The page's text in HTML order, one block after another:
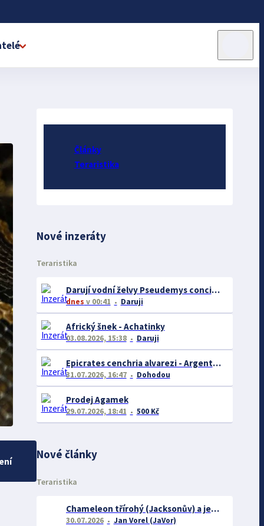
Články
Teraristika
Nové inzeráty
Teraristika
Darují vodní želvy Pseudemys concinna floridana hieroglyphica
dnes v 00:41 Daruji
Africký šnek - Achatinky
03.08.2026, 15:38 Daruji
Epicrates cenchria alvarezi - Argentine Rainbow Boa
31.07.2026, 16:47 Dohodou
Prodej Agamek
29.07.2026, 18:41 500 Kč
Nové články
Teraristika
Chameleon třírohý (Jacksonův) a jeho chov
30.07.2026 Jan Vorel (JaVor)